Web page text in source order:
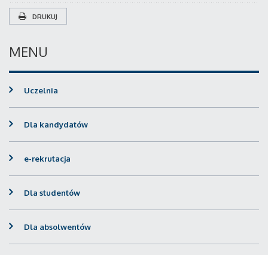
DRUKUJ
MENU
Uczelnia
Dla kandydatów
e-rekrutacja
Dla studentów
Dla absolwentów